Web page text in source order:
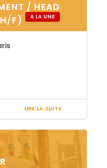
/ HEAD
F)
A LA UNE
LIRE LA SUITE